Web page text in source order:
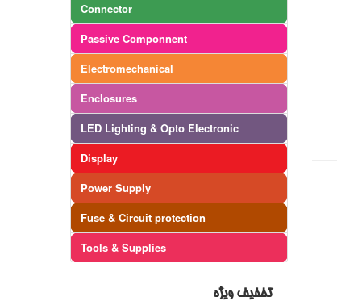
Connector
Passive Componnent
Electromechanical
Enclosures
LED Lighting & Opto Electronic
Display
Power Supply
Fuse & Circuit protection
Tools & Supplies
تخفیف ویژه